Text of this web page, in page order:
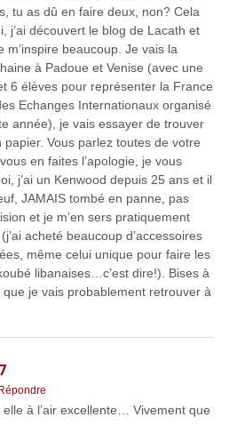
tu as dû en faire deux, non? Cela
j’ai découvert le blog de Lacath et
m’inspire beaucoup. Je vais la
à Padoue et Venise (avec une
6 élèves pour représenter la France
Echanges Internationaux organisé
année), je vais essayer de trouver
papier. Vous parlez toutes de votre
en faites l’apologie, je vous
j’ai un Kenwood depuis 25 ans et il
JAMAIS tombé en panne, pas
et je m’en sers pratiquement
acheté beaucoup d’accessoires
même celui unique pour faire les
libanaises…c’est dire!). Bises à
que je vais probablement retrouver à
elle à l’air excellente… Vivement que